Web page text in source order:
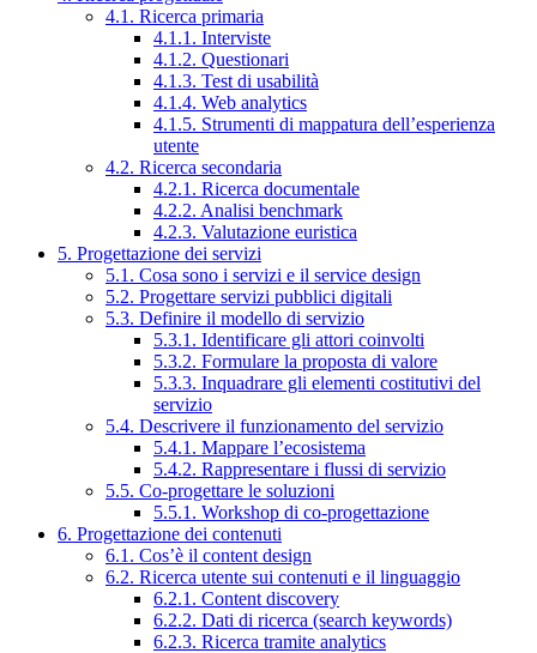
4.1. Ricerca primaria
4.1.1. Interviste
4.1.2. Questionari
4.1.3. Test di usabilità
4.1.4. Web analytics
4.1.5. Strumenti di mappatura dell’esperienza
utente
4.2. Ricerca secondaria
4.2.1. Ricerca documentale
4.2.2. Analisi benchmark
4.2.3. Valutazione euristica
5. Progettazione dei servizi
5.1. Cosa sono i servizi e il service design
5.2. Progettare servizi pubblici digitali
5.3. Definire il modello di servizio
5.3.1. Identificare gli attori coinvolti
5.3.2. Formulare la proposta di valore
5.3.3. Inquadrare gli elementi costitutivi del
servizio
5.4. Descrivere il funzionamento del servizio
5.4.1. Mappare l’ecosistema
5.4.2. Rappresentare i flussi di servizio
5.5. Co-progettare le soluzioni
5.5.1. Workshop di co-progettazione
6. Progettazione dei contenuti
6.1. Cos’è il content design
6.2. Ricerca utente sui contenuti e il linguaggio
6.2.1. Content discovery
6.2.2. Dati di ricerca (search keywords)
6.2.3. Ricerca tramite analytics